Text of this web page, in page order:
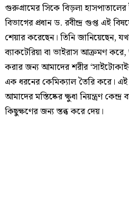
গুরুগ্রামের সিকে বিড়লা হাসপাতালের
বিভাগের প্রধান ড. রবীন্দ্র গুপ্ত এই
শেয়ার করেছেন। তিনি জানিয়েছেন,
ব্যাকটেরিয়া বা ভাইরাস আক্রমণ
করার জন্য আমাদের শরীর
এক ধরনের কেমিক্যাল তৈরি করে।
আমাদের মস্তিষ্কের ক্ষুধা নিয়ন্ত্রণ কেন্দ্র
কিছুক্ষণের জন্য স্তব্ধ করে দেয়।